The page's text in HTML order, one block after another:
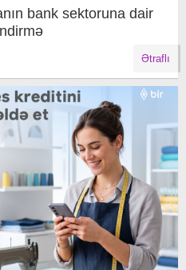
bank sektoruna dair
Ətraflı